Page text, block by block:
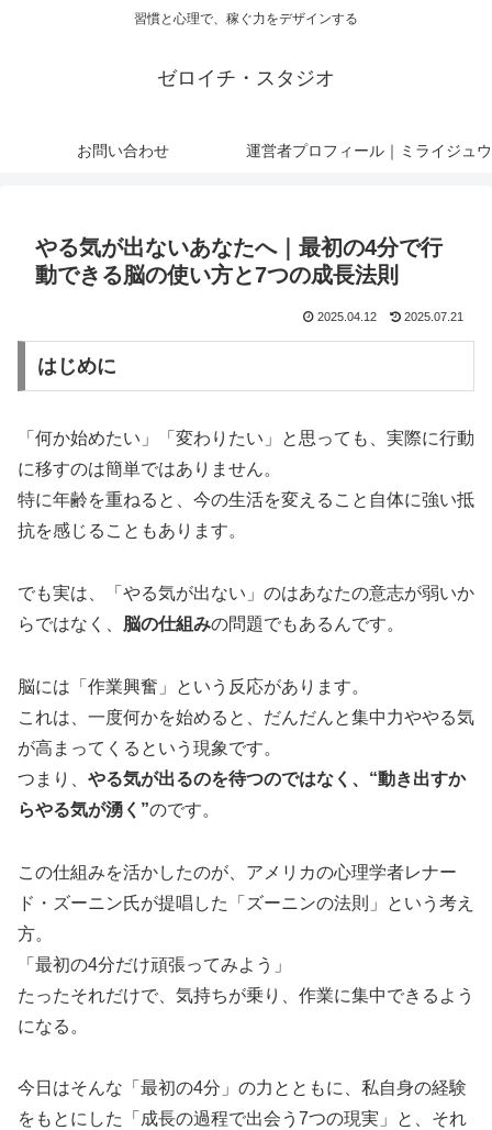
習慣と心理で、稼ぐ力をデザインする
ゼロイチ・スタジオ
お問い合わせ 運営者プロフィール｜ミライジュウ
やる気が出ないあなたへ｜最初の4分で行
動できる脳の使い方と7つの成長法則
2025.04.12 2025.07.21
はじめに
「何か始めたい」「変わりたい」と思っても、実際に行動
に移すのは簡単ではありません。
特に年齢を重ねると、今の生活を変えること自体に強い抵
抗を感じることもあります。
でも実は、「やる気が出ない」のはあなたの意志が弱いか
らではなく、 脳の仕組みの問題でもあるんです。
脳には「作業興奮」という反応があります。
これは、一度何かを始めると、だんだんと集中力ややる気
が高まってくるという現象です。
つまり、 やる気が出るのを待つのではなく、“動き出すか
らやる気が湧く”のです。
この仕組みを活かしたのが、アメリカの心理学者レナー
ド・ズーニン氏が提唱した「ズーニンの法則」という考え
方。
「最初の4分だけ頑張ってみよう」
たったそれだけで、気持ちが乗り、作業に集中できるよう
になる。
今日はそんな「最初の4分」の力とともに、私自身の経験
をもとにした「成長の過程で出会う7つの現実」と、それ